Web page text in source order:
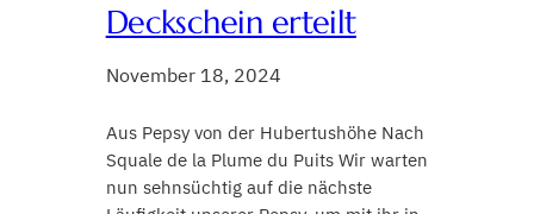
Deckschein erteilt
November 18, 2024
Aus Pepsy von der Hubertushöhe Nach
Squale de la Plume du Puits Wir warten
nun sehnsüchtig auf die nächste